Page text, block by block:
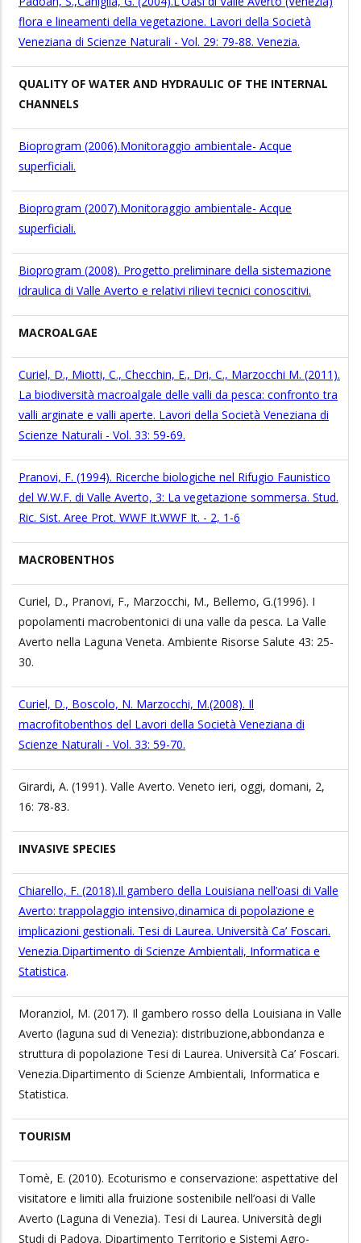
flora e lineamenti della vegetazione. Lavori della Società
Veneziana di Scienze Naturali - Vol. 29: 79-88. Venezia.
QUALITY OF WATER AND HYDRAULIC OF THE INTERNAL
CHANNELS
Bioprogram (2006).Monitoraggio ambientale- Acque
superficiali.
Bioprogram (2007).Monitoraggio ambientale- Acque
superficiali.
Bioprogram (2008). Progetto preliminare della sistemazione
idraulica di Valle Averto e relativi rilievi tecnici conoscitivi.
MACROALGAE
Curiel, D., Miotti, C., Checchin, E., Dri, C., Marzocchi M. (2011).
La biodiversità macroalgale delle valli da pesca: confronto tra
valli arginate e valli aperte. Lavori della Società Veneziana di
Scienze Naturali - Vol. 33: 59-69.
Pranovi, F. (1994). Ricerche biologiche nel Rifugio Faunistico
del W.W.F. di Valle Averto, 3: La vegetazione sommersa. Stud.
Ric. Sist. Aree Prot. WWF It.WWF It. - 2, 1-6
MACROBENTHOS
Curiel, D., Pranovi, F., Marzocchi, M., Bellemo, G.(1996). I
popolamenti macrobentonici di una valle da pesca. La Valle
Averto nella Laguna Veneta. Ambiente Risorse Salute 43: 25-
30.
Curiel, D., Boscolo, N. Marzocchi, M.(2008). Il
macrofitobenthos del Lavori della Società Veneziana di
Scienze Naturali - Vol. 33: 59-70.
Girardi, A. (1991). Valle Averto. Veneto ieri, oggi, domani, 2,
16: 78-83.
INVASIVE SPECIES
Chiarello, F. (2018).Il gambero della Louisiana nell’oasi di Valle
Averto: trappolaggio intensivo,dinamica di popolazione e
implicazioni gestionali. Tesi di Laurea. Università Ca’ Foscari.
Venezia.Dipartimento di Scienze Ambientali, Informatica e
Statistica.
Moranziol, M. (2017). Il gambero rosso della Louisiana in Valle
Averto (laguna sud di Venezia): distribuzione,abbondanza e
struttura di popolazione Tesi di Laurea. Università Ca’ Foscari.
Venezia.Dipartimento di Scienze Ambientali, Informatica e
Statistica.
TOURISM
Tomè, E. (2010). Ecoturismo e conservazione: aspettative del
visitatore e limiti alla fruizione sostenibile nell’oasi di Valle
Averto (Laguna di Venezia). Tesi di Laurea. Università degli
Studi di Padova. Dipartimento Territorio e Sistemi Agro-